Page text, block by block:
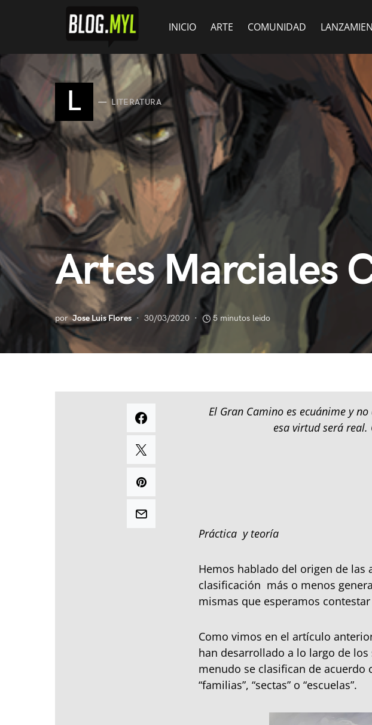
INICIO ARTE COMUNIDAD
L LITERATURA
Artes Marciales
por Jose Luis Flores 30/03/2020 5 minutos leido
El Gran Camino es ecuánime y
esa virtud será
Práctica y teoría
Hemos hablado del origen de
clasificación más o menos
mismas que esperamos
Como vimos en el artículo
han desarrollado a lo largo de
menudo se clasifican de
“familias”, “sectas” o “escuelas”.